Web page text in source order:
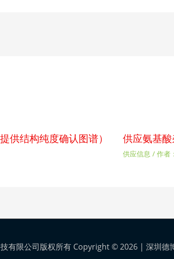
供结构纯度确认图谱） 供应氨基
供应信息 / 作者：
有限公司版权所有 Copyright © 2026 | 深圳德